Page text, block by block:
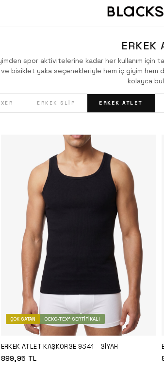
ERKEK
spor aktivitelerine kadar her kullanım için
ve bisiklet yaka seçenekleriyle hem iç giyim
kolayca
ERKEK SLIP ERKEK ATLET
ÇOK SATAN OEKO-TEX® SERTIFIKALI
ERKEK ATLET KAŞKORSE 9341 - SIYAH
899,95 TL